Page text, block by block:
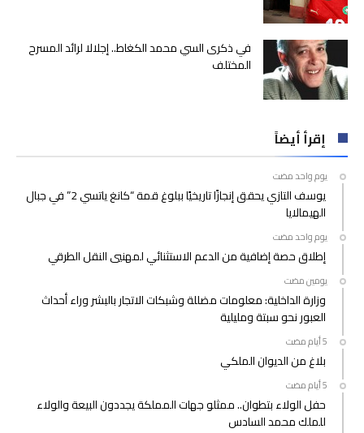
في ذكرى السي محمد الكغاط.. إجلالا لرائد المسرح
المختلف
إقرأ أيضاً
‫‫‫‏‫يوم واحد مضت‬
يوسف التازي يحقق إنجازًا تاريخيًا ببلوغ قمة “كانغ ياتسي 2” في جبال
الهيمالايا
‫‫‫‏‫يوم واحد مضت‬
إطلاق حصة إضافية من الدعم الاستثنائي لمهنيي النقل الطرقي
‫‫‫‏‫يومين مضت‬
وزارة الداخلية: معلومات مضللة وشبكات الاتجار بالبشر وراء أحداث
العبور نحو سبتة ومليلية
بلاغ من الديوان الملكي
حفل الولاء بتطوان.. ممثلو جهات المملكة يجددون البيعة والولاء
للملك محمد السادس